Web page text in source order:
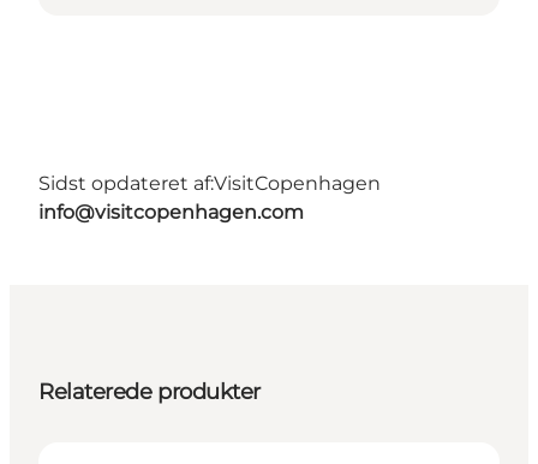
Sidst opdateret af:VisitCopenhagen
info@visitcopenhagen.com
Relaterede produkter